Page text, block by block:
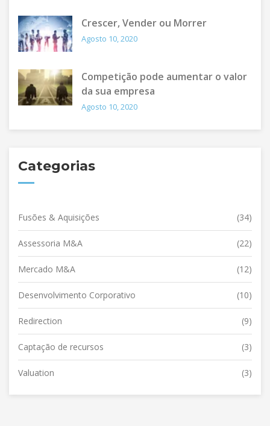
Crescer, Vender ou Morrer
Agosto 10, 2020
Competição pode aumentar o valor
da sua empresa
Agosto 10, 2020
Categorias
Fusões & Aquisições (34)
Assessoria M&A (22)
Mercado M&A (12)
Desenvolvimento Corporativo (10)
Redirection (9)
Captação de recursos (3)
Valuation (3)